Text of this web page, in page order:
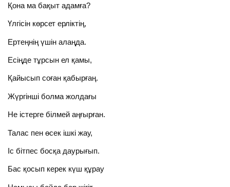
Қона ма бақыт адамға?
Үлгісін көрсет ерліктің,
Ертеңнің үшін алаңда.
Есіңде тұрсын ел қамы,
Қайысып соған қабырғаң.
Жүргінші болма жолдағы
Не істерге білмей аңғырған.
Талас пен өсек ішкі жау,
Іс бітпес босқа даурығып.
Бас қосып керек күш құрау